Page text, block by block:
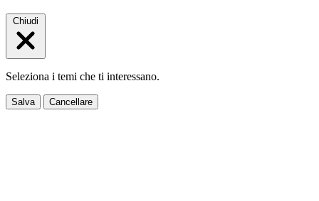
Chiudi
Seleziona i temi che ti interessano.
Salva Cancellare